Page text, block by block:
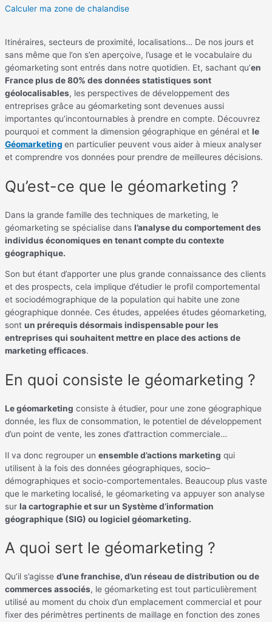
Calculer ma zone de chalandise
Itinéraires, secteurs de proximité, localisations… De nos jours et
sans même que l’on s’en aperçoive, l’usage et le vocabulaire du
géomarketing sont entrés dans notre quotidien. Et, sachant qu’en
France plus de 80% des données statistiques sont
géolocalisables, les perspectives de développement des
entreprises grâce au géomarketing sont devenues aussi
importantes qu’incontournables à prendre en compte. Découvrez
pourquoi et comment la dimension géographique en général et le
Géomarketing en particulier peuvent vous aider à mieux analyser
et comprendre vos données pour prendre de meilleures décisions.
Qu’est-ce que le géomarketing ?
Dans la grande famille des techniques de marketing, le
géomarketing se spécialise dans l’analyse du comportement des
individus économiques en tenant compte du contexte
géographique.
Son but étant d’apporter une plus grande connaissance des clients
et des prospects, cela implique d’étudier le profil comportemental
et sociodémographique de la population qui habite une zone
géographique donnée. Ces études, appelées études géomarketing,
sont un prérequis désormais indispensable pour les
entreprises qui souhaitent mettre en place des actions de
marketing efficaces.
En quoi consiste le géomarketing ?
Le géomarketing consiste à étudier, pour une zone géographique
donnée, les flux de consommation, le potentiel de développement
d’un point de vente, les zones d’attraction commerciale…
Il va donc regrouper un ensemble d’actions marketing qui
utilisent à la fois des données géographiques, socio–
démographiques et socio-comportementales. Beaucoup plus vaste
que le marketing localisé, le géomarketing va appuyer son analyse
sur la cartographie et sur un Système d’information
géographique (SIG) ou logiciel géomarketing.
A quoi sert le géomarketing ?
Qu’il s’agisse d’une franchise, d’un réseau de distribution ou de
commerces associés, le géomarketing est tout particulièrement
utilisé au moment du choix d’un emplacement commercial et pour
fixer des périmètres pertinents de maillage en fonction des zones